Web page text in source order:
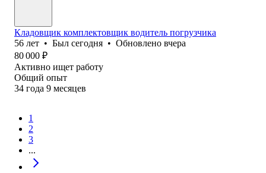
Кладовщик комплектовщик водитель погрузчика
56 лет • Был сегодня • Обновлено вчера
80 000 ₽
Активно ищет работу
Общий опыт
34 года 9 месяцев
1
2
3
...